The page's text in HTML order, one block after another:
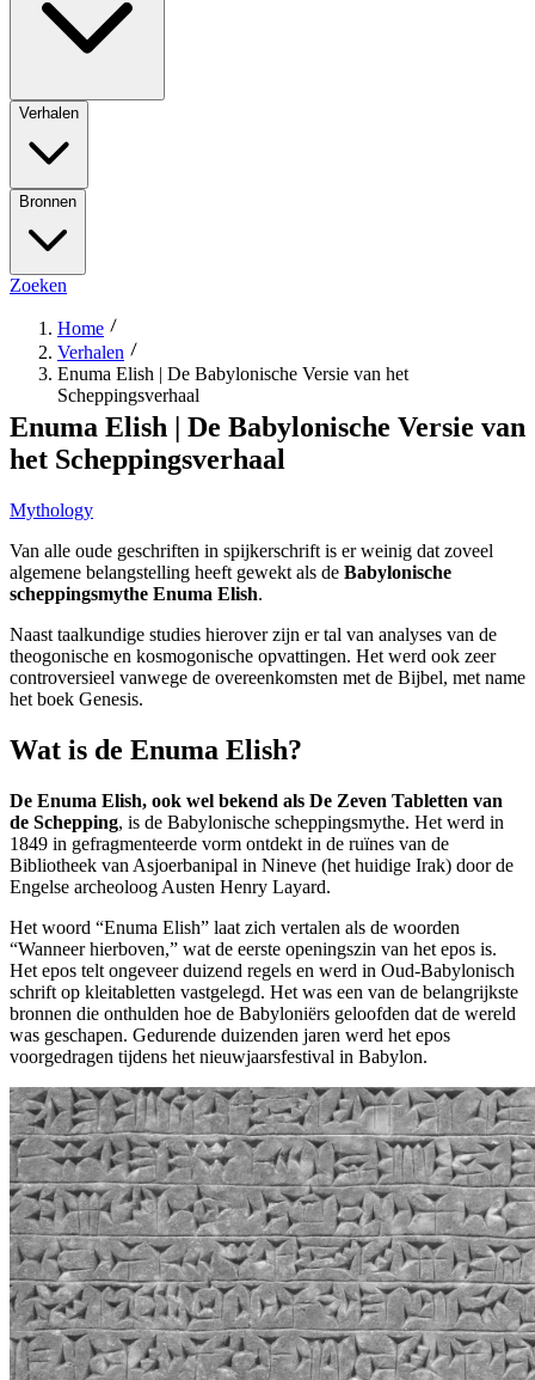
Verhalen
Bronnen
Zoeken
Home
Verhalen
Enuma Elish | De Babylonische Versie van het
Scheppingsverhaal
Enuma Elish | De Babylonische Versie van
het Scheppingsverhaal
Mythology
Van alle oude geschriften in spijkerschrift is er weinig dat zoveel
algemene belangstelling heeft gewekt als de Babylonische
scheppingsmythe Enuma Elish.
Naast taalkundige studies hierover zijn er tal van analyses van de
theogonische en kosmogonische opvattingen. Het werd ook zeer
controversieel vanwege de overeenkomsten met de Bijbel, met name
het boek Genesis.
Wat is de Enuma Elish?
De Enuma Elish, ook wel bekend als De Zeven Tabletten van
de Schepping, is de Babylonische scheppingsmythe. Het werd in
1849 in gefragmenteerde vorm ontdekt in de ruïnes van de
Bibliotheek van Asjoerbanipal in Nineve (het huidige Irak) door de
Engelse archeoloog Austen Henry Layard.
Het woord “Enuma Elish” laat zich vertalen als de woorden
“Wanneer hierboven,” wat de eerste openingszin van het epos is.
Het epos telt ongeveer duizend regels en werd in Oud-Babylonisch
schrift op kleitabletten vastgelegd. Het was een van de belangrijkste
bronnen die onthulden hoe de Babyloniërs geloofden dat de wereld
was geschapen. Gedurende duizenden jaren werd het epos
voorgedragen tijdens het nieuwjaarsfestival in Babylon.